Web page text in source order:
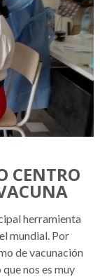
CENTRO
herramienta
mundial. Por
de vacunación
nos es muy